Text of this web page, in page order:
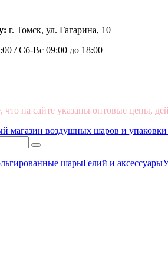
г. Томск, ул. Гагарина, 10
/Сб-Вс 09:00 до 18:00
на сайте указаны оптовые цены,
шарыГелий и аксессуары